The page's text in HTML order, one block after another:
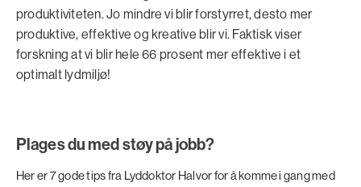
produktiviteten. Jo mindre vi blir forstyrret, desto mer
produktive, effektive og kreative blir vi. Faktisk viser
forskning at vi blir hele 66 prosent mer effektive i et
optimalt lydmiljø!
Plages du med støy på jobb?
Her er 7 gode tips fra Lyddoktor Halvor for å komme i gang med